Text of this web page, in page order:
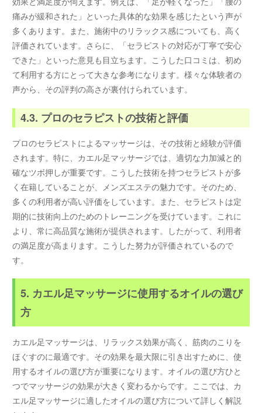
痛みが緩和された」といった具体的な効果を感じたという声が
多くあります。また、施術中のリラックス感についても、高く
評価されています。さらに、「セラピストの対応が丁寧で安心
できた」といった意見も目立ちます。こうした口コミは、初め
て利用する方にとって大きな参考になります。様々な体験者の
声から、その評判の高さが裏付けられています。
4.3. プロのセラピストの技術と評価
プロのセラピストによるマッサージは、その技術と経験が評価
されます。特に、カエル足マッサージでは、適切な力加減と的
確なツボ押しが重要です。こうした技術を持つセラピストが多
く在籍していることが、メンズエステの魅力です。そのため、
多くの利用者が高い評価をしています。また、セラピストは定
期的に技術向上のためのトレーニングを受けています。これに
より、常に高品質な施術が提供されます。したがって、利用者
の満足度が高まります。こうした努力が評価されているので
す。
5. カエル足マッサージに使用するオイルの選び
方
カエル足マッサージは、リラックス効果が高く、筋肉のこりを
ほぐすのに最適です。その効果を最大限に引き出すために、使
用するオイルの選び方が重要になります。オイルの選び方ひと
つでマッサージの効果が大きく変わるからです。ここでは、カ
エル足マッサージに適したオイルの選び方について詳しく解説